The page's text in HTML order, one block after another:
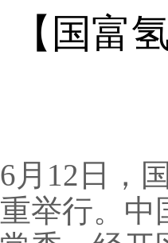
【国富
6月12日，
重举行。中